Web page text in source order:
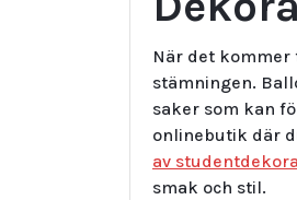
När det
stämningen.
saker som kan
onlinebutik där
av
smak och stil.